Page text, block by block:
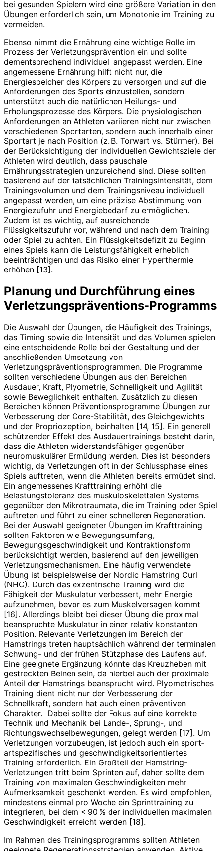
bei gesunden Spielern wird eine größere Variation in den
Übungen erforderlich sein, um Monotonie im Training zu
vermeiden.
Ebenso nimmt die Ernährung eine wichtige Rolle im
Prozess der Verletzungsprävention ein und sollte
dementsprechend individuell angepasst werden. Eine
angemessene Ernährung hilft nicht nur, die
Energiespeicher des Körpers zu versorgen und auf die
Anforderungen des Sports einzustellen, sondern
unterstützt auch die natürlichen Heilungs- und
Erholungsprozesse des Körpers. Die physiologischen
Anforderungen an Athleten variieren nicht nur zwischen
verschiedenen Sportarten, sondern auch innerhalb einer
Sportart je nach Position (z. B. Torwart vs. Stürmer). Bei
der Berücksichtigung der individuellen Gewichtsziele der
Athleten wird deutlich, dass pauschale
Ernährungsstrategien unzureichend sind. Diese sollten
basierend auf der tatsächlichen Trainingsintensität, dem
Trainingsvolumen und dem Trainingsniveau individuell
angepasst werden, um eine präzise Abstimmung von
Energiezufuhr und Energiebedarf zu ermöglichen.
Zudem ist es wichtig, auf ausreichende
Flüssigkeitszufuhr vor, während und nach dem Training
oder Spiel zu achten. Ein Flüssigkeitsdefizit zu Beginn
eines Spiels kann die Leistungsfähigkeit erheblich
beeinträchtigen und das Risiko einer Hyperthermie
erhöhen [13].
Planung und Durchführung eines
Verletzungspräventions-Programms
Die Auswahl der Übungen, die Häufigkeit des Trainings,
das Timing sowie die Intensität und das Volumen spielen
eine entscheidende Rolle bei der Gestaltung und der
anschließenden Umsetzung von
Verletzungspräventionsprogrammen. Die Programme
sollten verschiedene Übungen aus den Bereichen
Ausdauer, Kraft, Plyometrie, Schnelligkeit und Agilität
sowie Beweglichkeit enthalten. Zusätzlich zu diesen
Bereichen können Präventionsprogramme Übungen zur
Verbesserung der Core-Stabilität, des Gleichgewichts
und der Propriozeption, beinhalten [14, 15]. Ein generell
schützender Effekt des Ausdauertrainings besteht darin,
dass die Athleten widerstandsfähiger gegenüber
neuromuskulärer Ermüdung werden. Dies ist besonders
wichtig, da Verletzungen oft in der Schlussphase eines
Spiels auftreten, wenn die Athleten bereits ermüdet sind.
Ein angemessenes Krafttraining erhöht die
Belastungstoleranz des muskuloskelettalen Systems
gegenüber den Mikrotraumata, die im Training oder Spiel
auftreten und führt zu einer schnelleren Regeneration.
Bei der Auswahl geeigneter Übungen im Krafttraining
sollten Faktoren wie Bewegungsumfang,
Bewegungsgeschwindigkeit und Kontraktionsform
berücksichtigt werden, basierend auf den jeweiligen
Verletzungsmechanismen. Eine häufig verwendete
Übung ist beispielsweise der Nordic Hamstring Curl
(NHC). Durch das exzentrische Training wird die
Fähigkeit der Muskulatur verbessert, mehr Energie
aufzunehmen, bevor es zum Muskelversagen kommt
[16]. Allerdings bleibt bei dieser Übung die proximal
beanspruchte Muskulatur in einer relativ konstanten
Position. Relevante Verletzungen im Bereich der
Hamstrings treten hauptsächlich während der terminalen
Schwung- und der frühen Stützphase des Laufens auf.
Eine geeignete Ergänzung könnte das Kreuzheben mit
gestreckten Beinen sein, da hierbei auch der proximale
Anteil der Ham­strings beansprucht wird. Plyometrisches
Training dient nicht nur der Verbesserung der
Schnellkraft, sondern hat auch einen präventiven
Charakter. Dabei sollte der Fokus auf eine korrekte
Technik und Mechanik bei Lande-, Sprung-, und
Richtungswechselbewegungen, gelegt werden [17]. Um
Verletzungen vorzubeugen, ist jedoch auch ein sport­
artspezifisches und geschwindigkeitsorientiertes
Training erforderlich. Ein Großteil der Hamstring-
Verletzungen tritt beim Sprinten auf, daher sollte dem
Training von maximalen Geschwindigkeiten mehr
Aufmerksamkeit geschenkt werden. Es wird empfohlen,
mindestens einmal pro Woche ein Sprinttraining zu
integrieren, bei dem < 90 % der individuellen maximalen
Geschwindigkeit erreicht werden [18].
Im Rahmen des Trainingsprogramms sollten Athleten